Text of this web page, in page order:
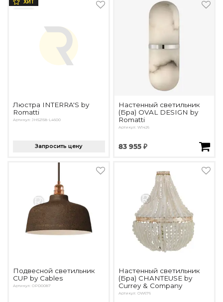
ХИТ
Люстра INTERRA'S by
Romatti
Артикул: JH52158-L4600
Запросить цену
Настенный светильник
(Бра) OVAL DESIGN by
Romatti
Артикул: W1426
83 955 ₽
Подвесной светильник
CUP by Cables
Артикул: OPD0087
Настенный светильник
(Бра) CHANTEUSE by
Currey & Company
Артикул: OW676